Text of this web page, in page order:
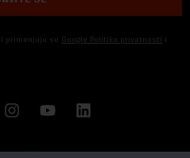
i primenjuju se Google Politika privatnosti i